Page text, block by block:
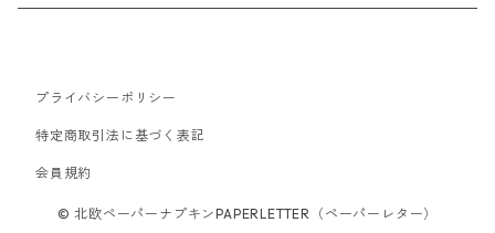
ワックスペーパー
デコパージュ用品
食べ物・フルーツ・野菜・ドリンク柄
食器・カトラリー柄
カクテルサイズ
ランチサイズ
カクテルサイズ
ドイツ製 ti-flair/ティーフレア
ランチサイズ
ドイツ製 PAW/パウ
デコパージュはさみ
3Dデコパージュ
トレイ
ポスター・カレンダー
北欧雑貨
デコパージュ用品
プライバシーポリシー
特定商取引法に基づく表記
会員規約
© 北欧ペーパーナプキンPAPERLETTER（ペーパーレター）